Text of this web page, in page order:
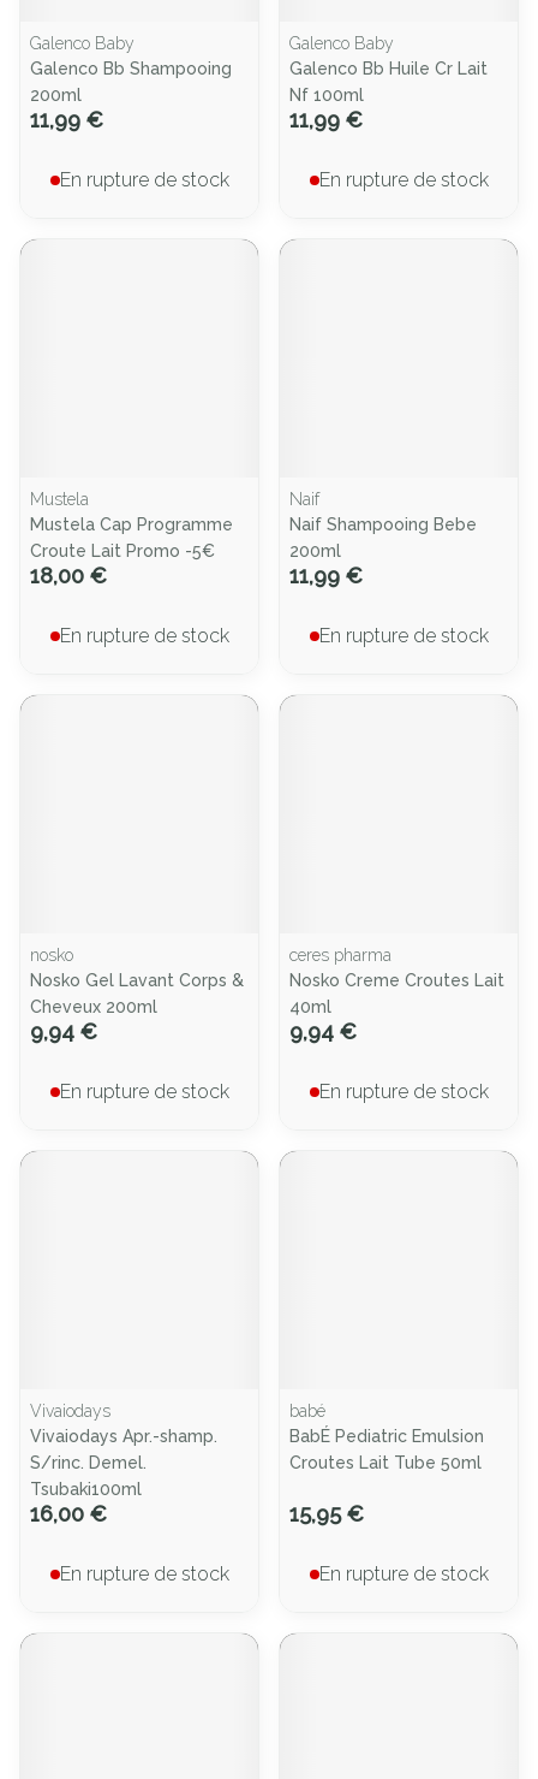
Galenco Baby
Galenco Bb Shampooing
200ml
11,99 €
En rupture de stock
Galenco Baby
Galenco Bb Huile Cr Lait
Nf 100ml
11,99 €
En rupture de stock
Mustela
Mustela Cap Programme
Croute Lait Promo -5€
18,00 €
En rupture de stock
Naif
Naif Shampooing Bebe
200ml
11,99 €
En rupture de stock
nosko
Nosko Gel Lavant Corps &
Cheveux 200ml
9,94 €
En rupture de stock
ceres pharma
Nosko Creme Croutes Lait
40ml
9,94 €
En rupture de stock
Vivaiodays
Vivaiodays Apr.-shamp.
S/rinc. Demel.
Tsubaki100ml
16,00 €
En rupture de stock
babé
BabÉ Pediatric Emulsion
Croutes Lait Tube 50ml
15,95 €
En rupture de stock